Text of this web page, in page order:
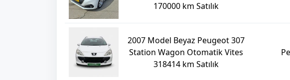
170000 km Satılık
2007 Model Beyaz Peugeot 307
Station Wagon Otomatik Vites
318414 km Satılık